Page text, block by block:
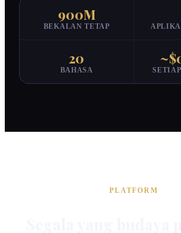
900M
BEKALAN TETAP
20
BAHASA
PLATFORM